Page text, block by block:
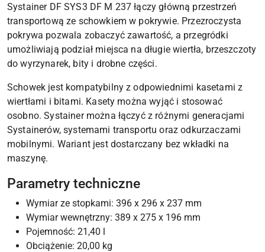
Systainer DF SYS3 DF M 237 łączy główną przestrzeń
transportową ze schowkiem w pokrywie. Przezroczysta
pokrywa pozwala zobaczyć zawartość, a przegródki
umożliwiają podział miejsca na długie wiertła, brzeszczoty
do wyrzynarek, bity i drobne części.
Schowek jest kompatybilny z odpowiednimi kasetami z
wiertłami i bitami. Kasety można wyjąć i stosować
osobno. Systainer można łączyć z różnymi generacjami
Systainerów, systemami transportu oraz odkurzaczami
mobilnymi. Wariant jest dostarczany bez wkładki na
maszynę.
Parametry techniczne
Wymiar ze stopkami: 396 x 296 x 237 mm
Wymiar wewnętrzny: 389 x 275 x 196 mm
Pojemność: 21,40 l
Obciążenie: 20,00 kg